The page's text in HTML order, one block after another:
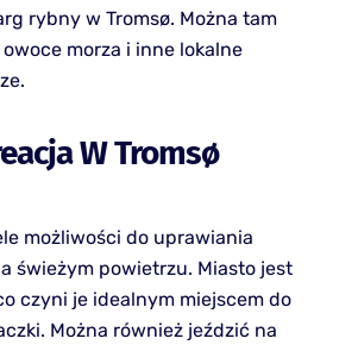
rybny w Tromsø. Można tam
morza i inne lokalne
W Tromsø
możliwości do uprawiania
świeżym powietrzu. Miasto jest
czyni je idealnym miejscem do
Można również jeździć na